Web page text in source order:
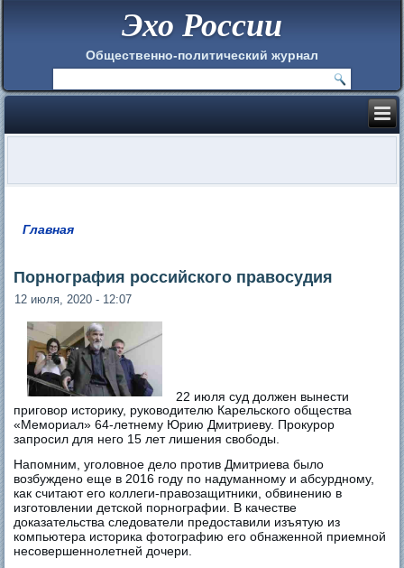
Эхо России
Общественно-политический журнал
Главная
Порнография российского правосудия
12 июля, 2020 - 12:07
22 июля суд должен вынести
приговор историку, руководителю Карельского общества
«Мемориал» 64-летнему Юрию Дмитриеву. Прокурор
запросил для него 15 лет лишения свободы.
Напомним, уголовное дело против Дмитриева было
возбуждено еще в 2016 году по надуманному и абсурдному,
как считают его коллеги-правозащитники, обвинению в
изготовлении детской порнографии. В качестве
доказательства следователи предоставили изъятую из
компьютера историка фотографию его обнаженной приемной
несовершеннолетней дочери.